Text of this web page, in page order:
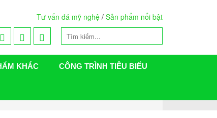
Tư vấn đá mỹ nghệ/ Sản phẩm nổi bật
KHÁC CÔNG TRÌNH TIÊU BIỂU